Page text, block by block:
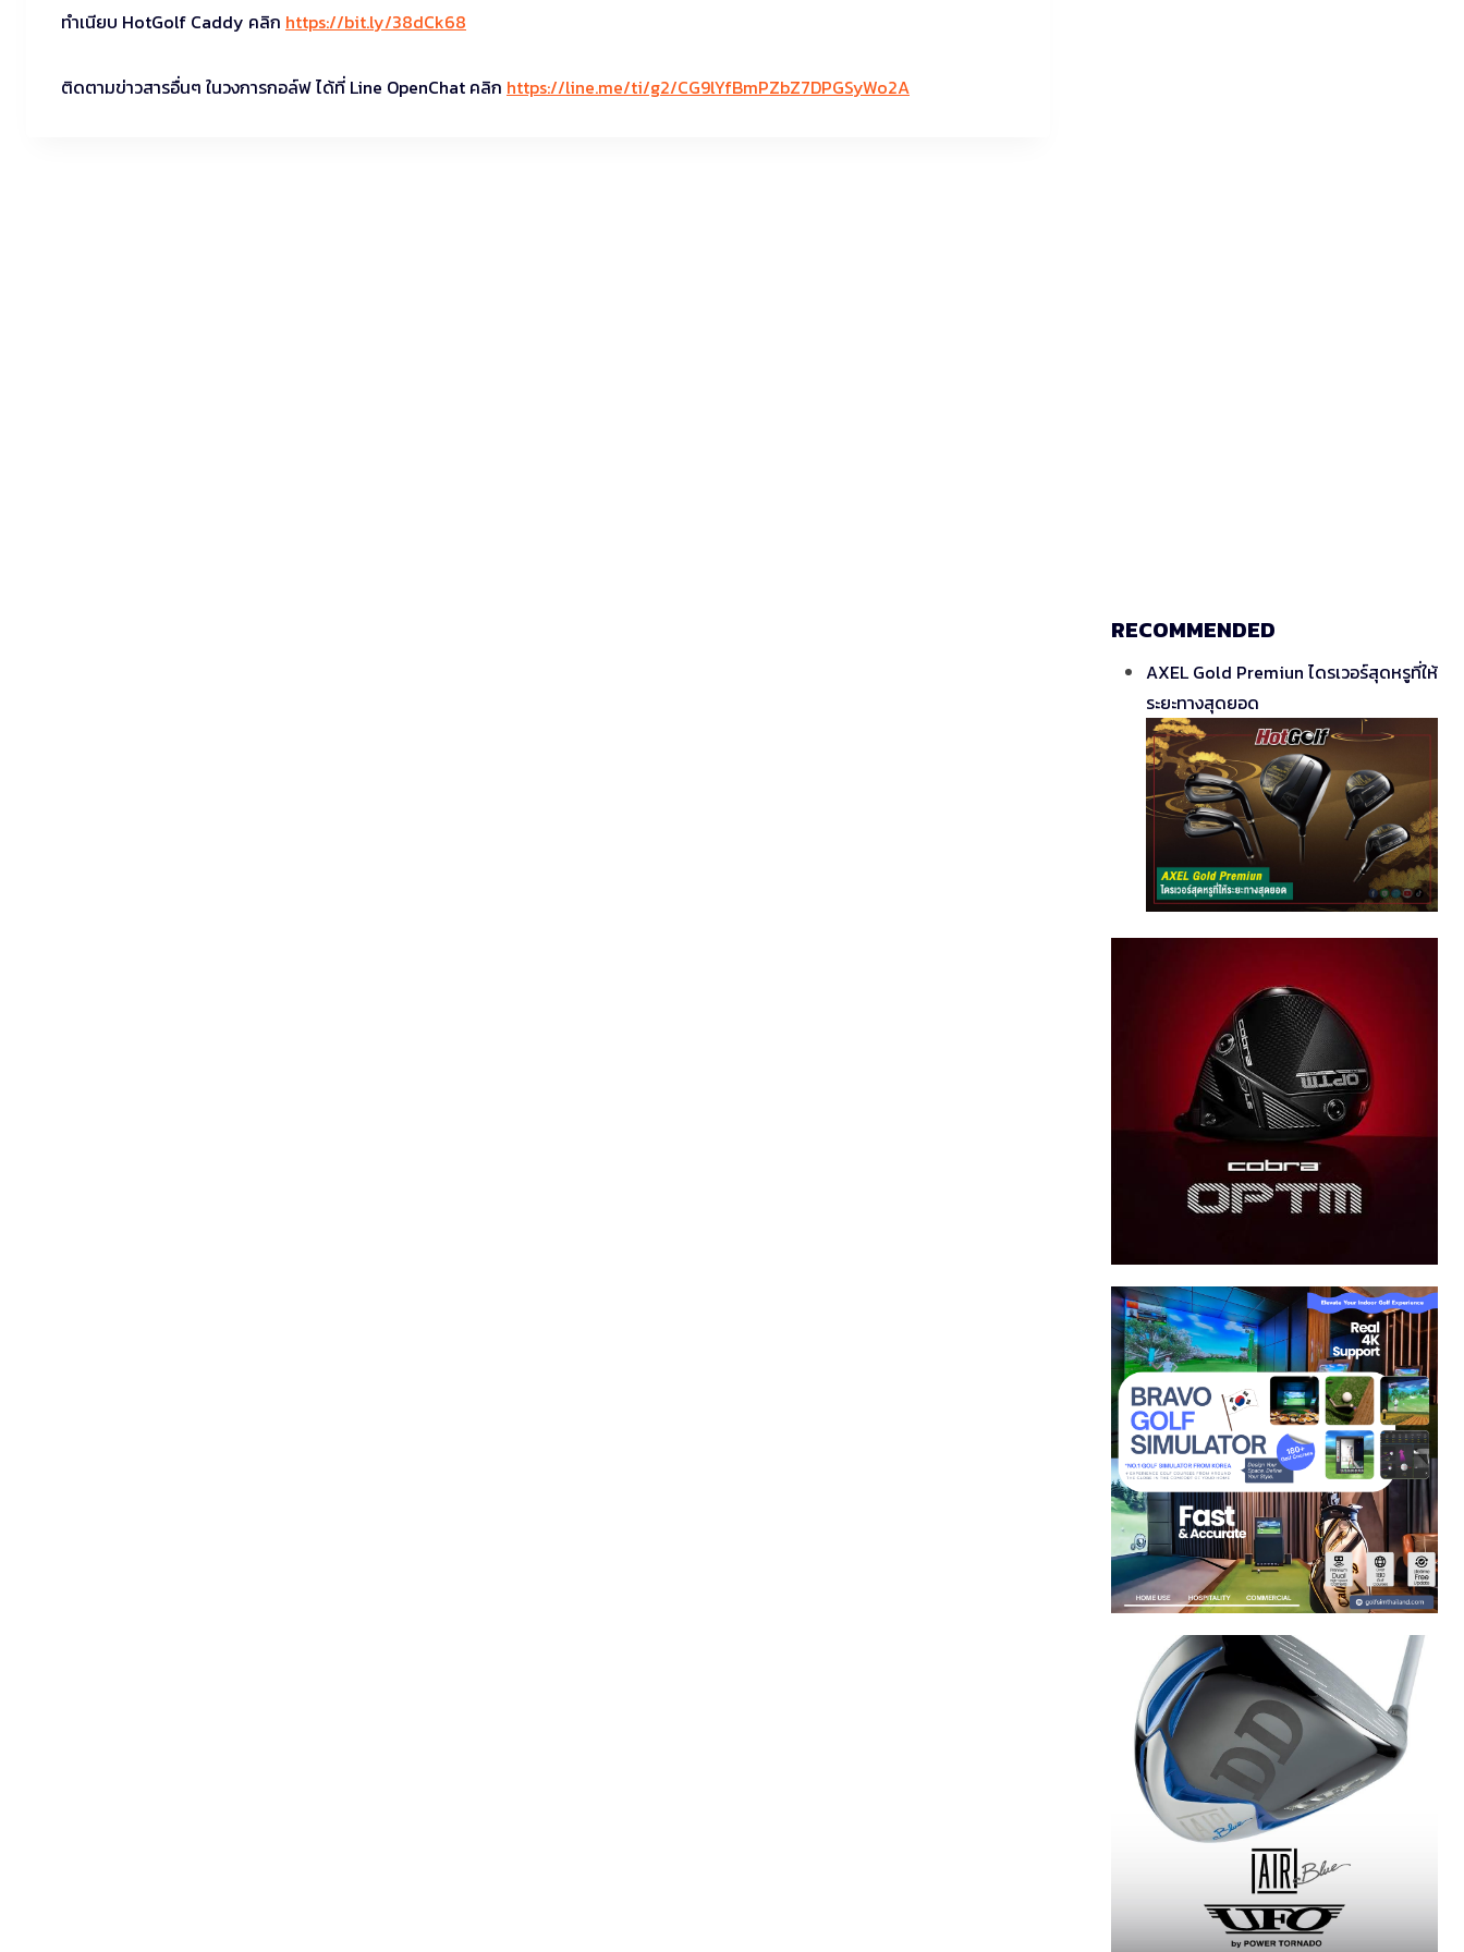
ทำเนียบ HotGolf Caddy คลิก https://bit.ly/38dCk68
ติดตามข่าวสารอื่นๆ ในวงการกอล์ฟ ได้ที่ Line OpenChat คลิก https://line.me/ti/g2/CG9lYfBmPZbZ7DPGSyWo2A
RECOMMENDED
AXEL Gold Premiun ไดรเวอร์สุดหรูที่ให้
ระยะทางสุดยอด